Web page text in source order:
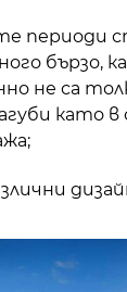
периоди
бързо,
не са
като в